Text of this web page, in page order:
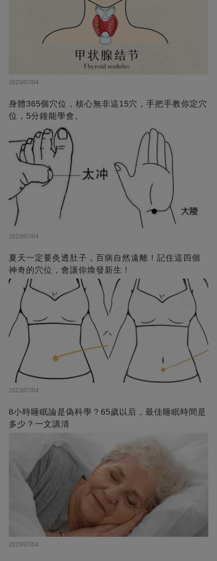
2023/07/04
身體365個穴位，核心無非這15穴，手把手教你定穴
位，5分鐘能學會。
2023/07/04
夏天一定要灸透肚子，百病自然遠離！記住這四個
神奇的穴位，會讓你煥發新生！
2023/07/04
8小時睡眠論是偽科學？65歲以后，最佳睡眠時間是
多少？一文講清
2023/07/04